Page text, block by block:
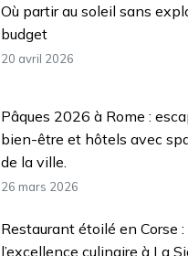
Où partir au soleil sans
budget
20 avril 2026
Pâques 2026 à Rome :
bien-être et hôtels avec
de la ville.
26 mars 2026
Restaurant étoilé en Corse :
l’excellence culinaire à La